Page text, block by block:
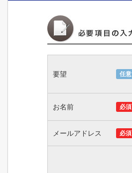
要望 任意
お名前 必須
メールアドレス 必須